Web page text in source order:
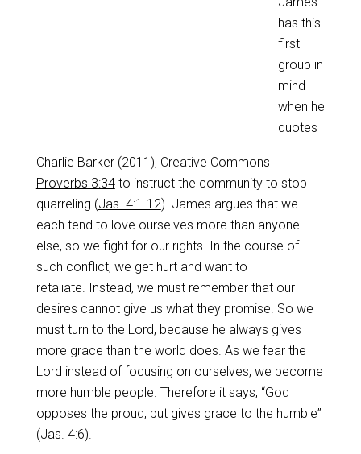
Charlie Barker (2011), Creative Commons
has this
first
group in
mind
when he
quotes
Proverbs 3:34to instruct the community to stop
quarreling (Jas. 4:1-12). James argues that we
each tend to love ourselves more than anyone
else, so we fight for our rights. In the course of
such conflict, we get hurt and want to
retaliate. Instead, we must remember that our
desires cannot give us what they promise. So we
must turn to the Lord, because he always gives
more grace than the world does. As we fear the
Lord instead of focusing on ourselves, we become
more humble people. Therefore it says, “God
opposes the proud, but gives grace to the humble”
(Jas. 4:6).